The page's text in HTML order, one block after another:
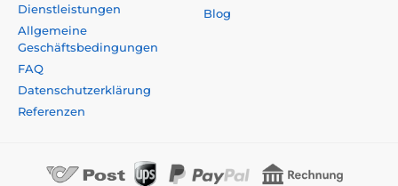
Dienstleistungen
Allgemeine
Geschäftsbedingungen
FAQ
Datenschutzerklärung
Referenzen
Blog